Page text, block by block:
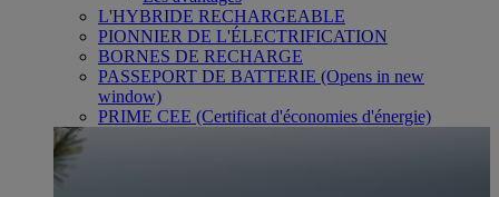
L'HYBRIDE RECHARGEABLE
PIONNIER DE L'ÉLECTRIFICATION
BORNES DE RECHARGE
PASSEPORT DE BATTERIE (Opens in new
window)
PRIME CEE (Certificat d'économies d'énergie)